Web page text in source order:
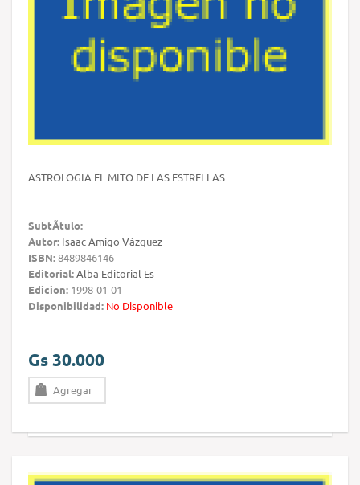
ASTROLOGIA EL MITO DE LAS ESTRELLAS
SubtÃ­tulo:
Autor: Isaac Amigo Vázquez
ISBN:8489846146
Editorial:Alba Editorial Es
Edicion: 1998-01-01
Disponibilidad: No Disponible
Gs 30.000
Agregar